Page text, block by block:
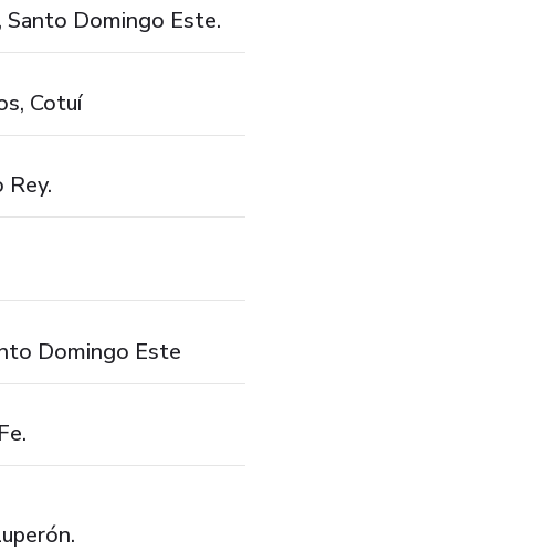
Domingo Este.
Cotuí
Domingo Este